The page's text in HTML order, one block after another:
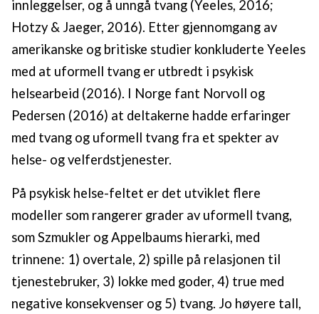
innleggelser, og å unngå tvang (Yeeles, 2016;
Hotzy & Jaeger, 2016). Etter gjennomgang av
amerikanske og britiske studier konkluderte Yeeles
med at uformell tvang er utbredt i psykisk
helsearbeid (2016). I Norge fant Norvoll og
Pedersen (2016) at deltakerne hadde erfaringer
med tvang og uformell tvang fra et spekter av
helse- og velferdstjenester.
På psykisk helse-feltet er det utviklet flere
modeller som rangerer grader av uformell tvang,
som Szmukler og Appelbaums hierarki, med
trinnene: 1) overtale, 2) spille på relasjonen til
tjenestebruker, 3) lokke med goder, 4) true med
negative konsekvenser og 5) tvang. Jo høyere tall,